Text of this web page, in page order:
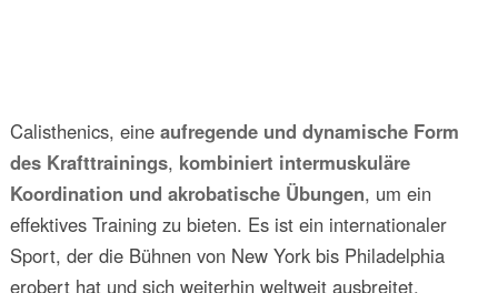
Calisthenics, eine aufregende und dynamische Form
des Krafttrainings, kombiniert intermuskuläre
Koordination und akrobatische Übungen, um ein
effektives Training zu bieten. Es ist ein internationaler
Sport, der die Bühnen von New York bis Philadelphia
erobert hat und sich weiterhin weltweit ausbreitet.